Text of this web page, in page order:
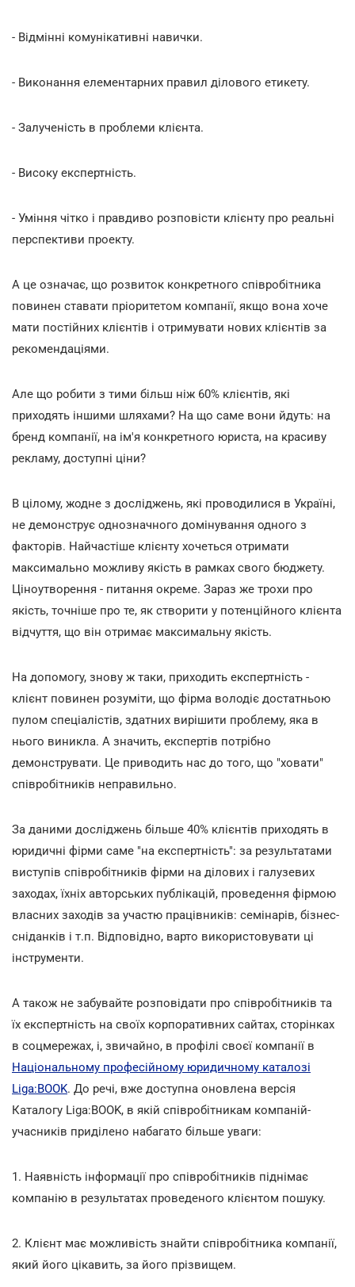
- Відмінні комунікативні навички.
- Виконання елементарних правил ділового етикету.
- Залученість в проблеми клієнта.
- Високу експертність.
- Уміння чітко і правдиво розповісти клієнту про реальні
перспективи проекту.
А це означає, що розвиток конкретного співробітника
повинен ставати пріоритетом компанії, якщо вона хоче
мати постійних клієнтів і отримувати нових клієнтів за
рекомендаціями.
Але що робити з тими більш ніж 60% клієнтів, які
приходять іншими шляхами? На що саме вони йдуть: на
бренд компанії, на ім'я конкретного юриста, на красиву
рекламу, доступні ціни?
В цілому, жодне з досліджень, які проводилися в Україні,
не демонструє однозначного домінування одного з
факторів. Найчастіше клієнту хочеться отримати
максимально можливу якість в рамках свого бюджету.
Ціноутворення - питання окреме. Зараз же трохи про
якість, точніше про те, як створити у потенційного клієнта
відчуття, що він отримає максимальну якість.
На допомогу, знову ж таки, приходить експертність -
клієнт повинен розуміти, що фірма володіє достатньою
пулом спеціалістів, здатних вирішити проблему, яка в
нього виникла. А значить, експертів потрібно
демонструвати. Це приводить нас до того, що "ховати"
співробітників неправильно.
За даними досліджень більше 40% клієнтів приходять в
юридичні фірми саме "на експертність": за результатами
виступів співробітників фірми на ділових і галузевих
заходах, їхніх авторських публікацій, проведення фірмою
власних заходів за участю працівників: семінарів, бізнес-
сніданків і т.п. Відповідно, варто використовувати ці
інструменти.
А також не забувайте розповідати про співробітників та
їх експертність на своїх корпоративних сайтах, сторінках
в соцмережах, і, звичайно, в профілі своєї компанії в
Національному професійному юридичному каталозі
Liga:BOOK. До речі, вже доступна оновлена версія
Каталогу Liga:BOOK, в якій співробітникам компаній-
учасників приділено набагато більше уваги:
1. Наявність інформації про співробітників піднімає
компанію в результатах проведеного клієнтом пошуку.
2. Клієнт має можливість знайти співробітника компанії,
який його цікавить, за його прізвищем.